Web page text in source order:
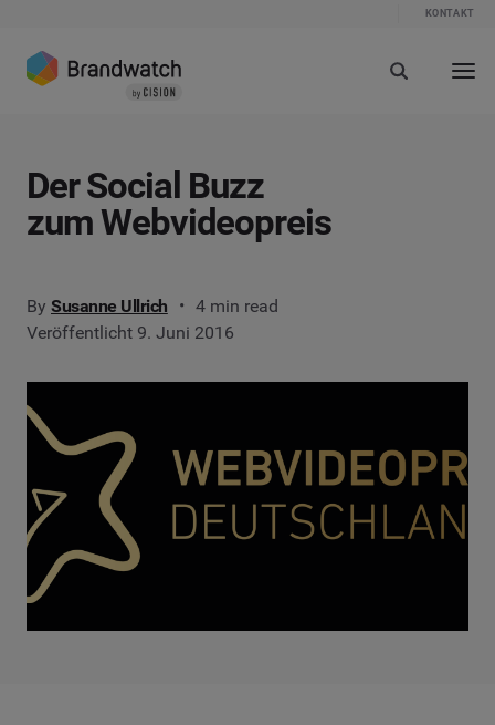
KONTAKT
Der Social Buzz
zum Webvideopreis
By Susanne Ullrich
4 min read
Veröffentlicht 9. Juni 2016